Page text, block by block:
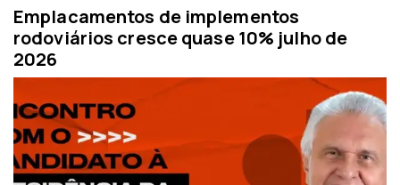
Emplacamentos de implementos
rodoviários cresce quase 10% julho de
2026